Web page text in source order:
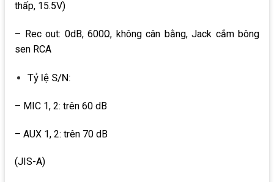
thấp, 15.5V)
– Rec out: 0dB, 600Ω, không cân bằng, Jack cắm bông
sen RCA
Tỷ lệ S/N:
– MIC 1, 2: trên 60 dB
– AUX 1, 2: trên 70 dB
(JIS-A)